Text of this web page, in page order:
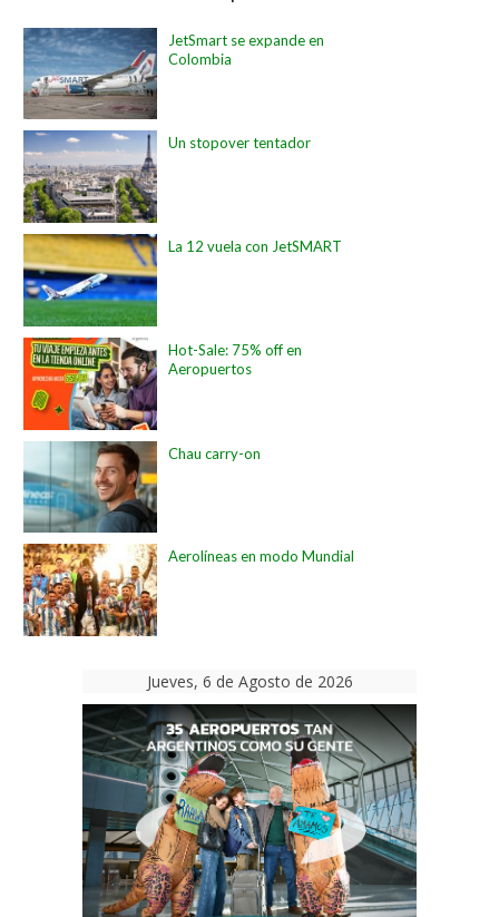
JetSmart se expande en
Colombia
Un stopover tentador
La 12 vuela con JetSMART
Hot-Sale: 75% off en
Aeropuertos
Chau carry-on
Aerolíneas en modo Mundial
Jueves, 6 de Agosto de 2026